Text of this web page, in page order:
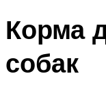
Корма
собак